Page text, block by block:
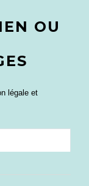
OU
légale et